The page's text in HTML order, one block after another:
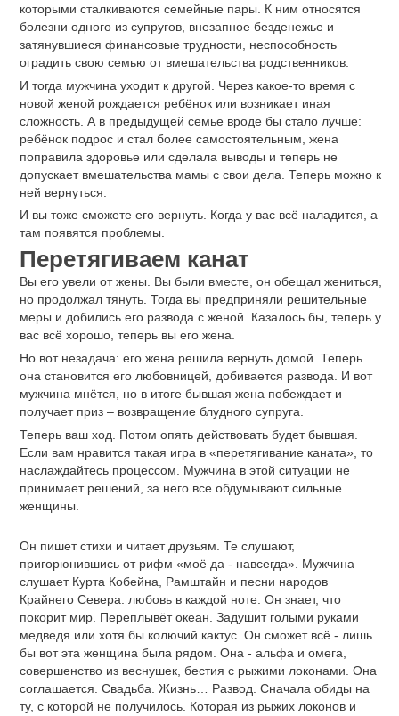
которыми сталкиваются семейные пары. К ним относятся
болезни одного из супругов, внезапное безденежье и
затянувшиеся финансовые трудности, неспособность
оградить свою семью от вмешательства родственников.
И тогда мужчина уходит к другой. Через какое-то время с
новой женой рождается ребёнок или возникает иная
сложность. А в предыдущей семье вроде бы стало лучше:
ребёнок подрос и стал более самостоятельным, жена
поправила здоровье или сделала выводы и теперь не
допускает вмешательства мамы с свои дела. Теперь можно к
ней вернуться.
И вы тоже сможете его вернуть. Когда у вас всё наладится, а
там появятся проблемы.
Перетягиваем канат
Вы его увели от жены. Вы были вместе, он обещал жениться,
но продолжал тянуть. Тогда вы предприняли решительные
меры и добились его развода с женой. Казалось бы, теперь у
вас всё хорошо, теперь вы его жена.
Но вот незадача: его жена решила вернуть домой. Теперь
она становится его любовницей, добивается развода. И вот
мужчина мнётся, но в итоге бывшая жена побеждает и
получает приз – возвращение блудного супруга.
Теперь ваш ход. Потом опять действовать будет бывшая.
Если вам нравится такая игра в «перетягивание каната», то
наслаждайтесь процессом. Мужчина в этой ситуации не
принимает решений, за него все обдумывают сильные
женщины.
Он пишет стихи и читает друзьям. Те слушают,
пригорюнившись от рифм «моё да - навсегда». Мужчина
слушает Курта Кобейна, Рамштайн и песни народов
Крайнего Севера: любовь в каждой ноте. Он знает, что
покорит мир. Переплывёт океан. Задушит голыми руками
медведя или хотя бы колючий кактус. Он сможет всё - лишь
бы вот эта женщина была рядом. Она - альфа и омега,
совершенство из веснушек, бестия с рыжими локонами. Она
соглашается. Свадьба. Жизнь… Развод. Сначала обиды на
ту, с которой не получилось. Которая из рыжих локонов и